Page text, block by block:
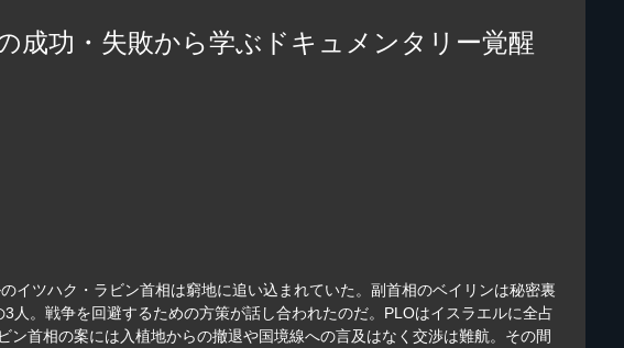
成功・失敗から学ぶドキュメンタリー覚醒
イツハク・ラビン首相は窮地に追い込まれていた。副首相のベイリンは秘密裏
。戦争を回避するための方策が話し合われたのだ。PLOはイスラエルに全占
首相の案には入植地からの撤退や国境線への言及はなく交渉は難航。その間